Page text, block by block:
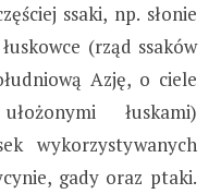
ssaki, np. słonie
(rząd ssaków
Azję, o ciele
łuskami)
wykorzystywanych
gady oraz ptaki.